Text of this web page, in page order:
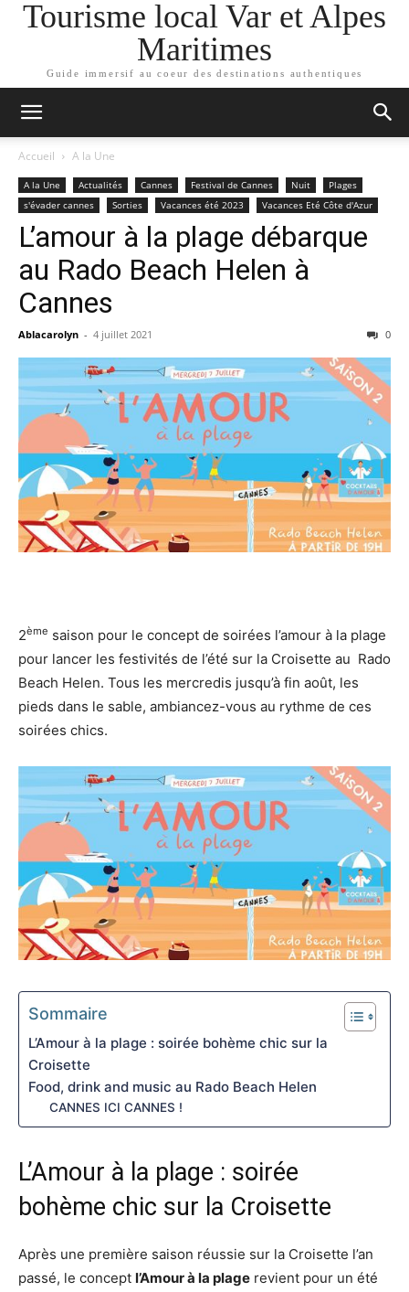
Tourisme local Var et Alpes
Maritimes
Guide immersif au coeur des destinations authentiques
Accueil A la Une
A la Une Actualités Cannes Festival de Cannes Nuit
Plages
s'évader cannes
Sorties Vacances été 2023 Vacances Eté Côte d'Azur
L’amour à la plage débarque
au Rado Beach Helen à
Cannes
Ablacarolyn - 4 juillet 2021 0
2ème saison pour le concept de soirées l’amour à la plage
pour lancer les festivités de l’été sur la Croisette au Rado
Beach Helen. Tous les mercredis jusqu’à fin août, les
pieds dans le sable, ambiancez-vous au rythme de ces
soirées chics.
Sommaire
L’Amour à la plage : soirée bohème chic sur la
Croisette
Food, drink and music au Rado Beach Helen
CANNES ICI CANNES !
L’Amour à la plage : soirée
bohème chic sur la Croisette
Après une première saison réussie sur la Croisette l’an
passé, le concept l’Amour à la plage revient pour un été